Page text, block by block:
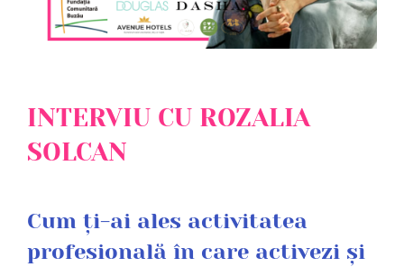
INTERVIU CU ROZALIA
SOLCAN
Cum ți-ai ales activitatea
profesională în care activezi și